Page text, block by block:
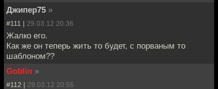
Джипер75 »
#111 | 29.03.12 20:36
Жалко его.
Как же он теперь жить то будет, с порваным то
шаблоном??
Goblin »
#112 | 29.03.12 20:55